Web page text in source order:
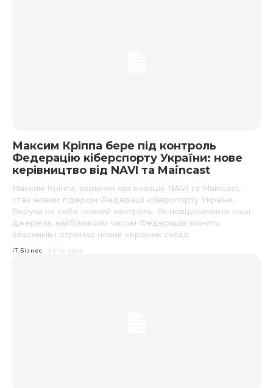
Максим Кріппа бере під контроль
Федерацію кіберспорту України: нове
керівництво від NAVI та Maincast
Максим Кріппа, керівник організацій NAVI та Maincast,
стає новим лідером Федерації кіберспорту України,
беручи на себе повний контроль. Як повідомляють наші
джерела, найближчим часом Федерація змінить
власників і отримає новий керівний склад.
IT-Бізнес 24.02.2025